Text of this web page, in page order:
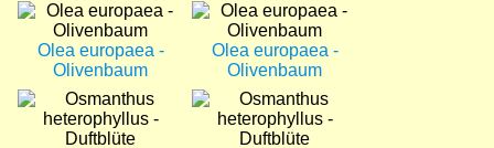
Bild
Olea europaea -
Olivenbaum
Bild
Olea europaea -
Olivenbaum
Bild
Bild